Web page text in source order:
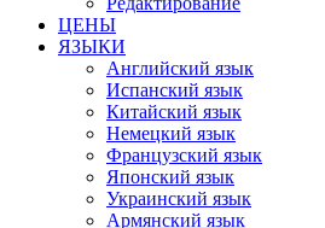
ЦЕНЫ
ЯЗЫКИ
Английский язык
Испанский язык
Китайский язык
Немецкий язык
Французский язык
Японский язык
Украинский язык
Армянский язык